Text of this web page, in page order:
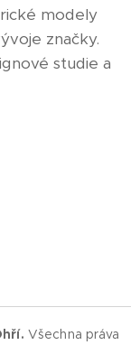
modely
značky.
studie a
Všechna práva